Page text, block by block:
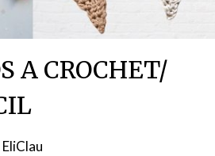
A CROCHET/
EliClau